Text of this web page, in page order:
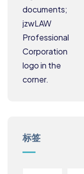
标签